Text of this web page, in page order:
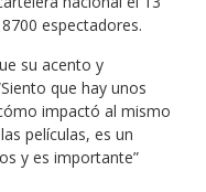
espectadores.
su acento y
que hay unos
impactó al mismo
películas, es un
y es importante”